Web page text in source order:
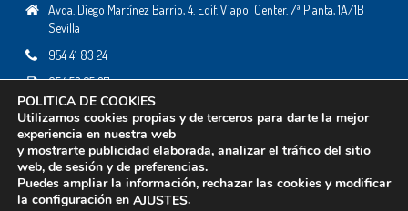
Avda. Diego Martínez Barrio, 4. Edif. Viapol Center. 7ª Planta, 1A/1B
Sevilla
954 41 83 24
954 53 25 37
ceceandalucia@ceceandalucia.es
Todos los derechos reservados © 2019 - Desarrollo web:
Política de Cookies
POLITICA DE COOKIES
Utilizamos cookies propias y de terceros para darte la mejor
experiencia en nuestra web
y mostrarte publicidad elaborada, analizar el tráfico del sitio
web, de sesión y de preferencias.
Puedes ampliar la información, rechazar las cookies y modificar
la configuración en AJUSTES.